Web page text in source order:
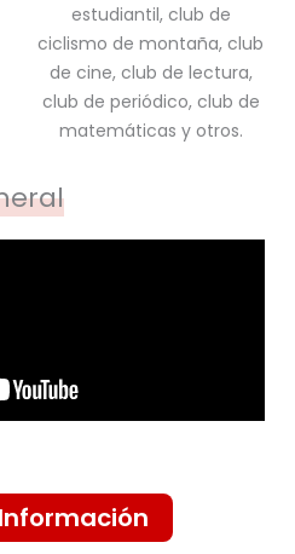
estudiantil, club de
ciclismo de montaña, club
de cine, club de lectura,
club de periódico, club de
matemáticas y otros.